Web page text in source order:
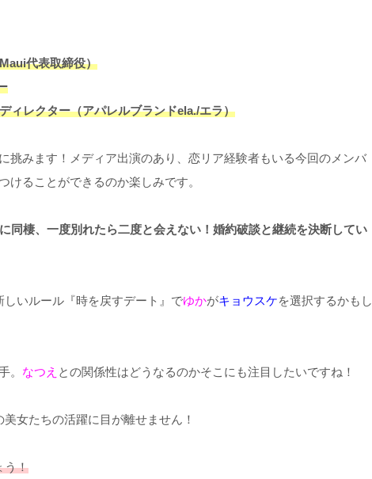
代表取締役）
ィレクター（アパレルブランドela./エラ）
挑みます！メディア出演のあり、恋リア経験者もいる今回のメンバ
けることができるのか楽しみです。
同棲、一度別れたら二度と会えない！婚約破談と継続を決断してい
いルール『時を戻すデート』でゆかがキョウスケを選択するかもし
。 なつえ との関係性はどうなるのかそこにも注目したいですね！
美女たちの活躍に目が離せません！
う！